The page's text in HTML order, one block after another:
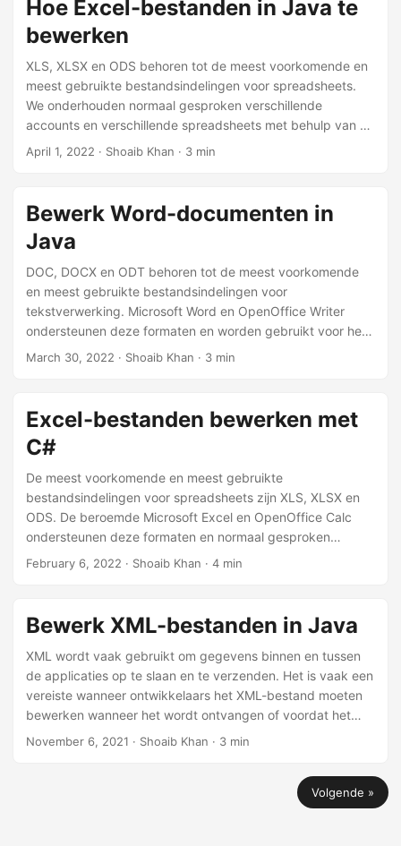
Hoe Excel-bestanden in Java te
bewerken
XLS, XLSX en ODS behoren tot de meest voorkomende en
meest gebruikte bestandsindelingen voor spreadsheets.
We onderhouden normaal gesproken verschillende
accounts en verschillende spreadsheets met behulp van de
beroemde Microsoft Excel en OpenOffice Calc die deze
programmatisch bewerken van Excel-bestanden binnen
onze applicaties. In dit artikel bespreken we hoe u Excel-
bestanden in Java kunt bewerken.
April 1, 2022 · Shoaib Khan · 3 min
Bewerk Word-documenten in
Java
DOC, DOCX en ODT behoren tot de meest voorkomende
en meest gebruikte bestandsindelingen voor
tekstverwerking. Microsoft Word en OpenOffice Writer
ondersteunen deze formaten en worden gebruikt voor het
opstellen van documenten. Daarom moeten we als
we hoe u Word-documenten kunt bewerken met behulp
van de Java API voor het bewerken van documenten.
March 30, 2022 · Shoaib Khan · 3 min
Excel-bestanden bewerken met
C#
De meest voorkomende en meest gebruikte
bestandsindelingen voor spreadsheets zijn XLS, XLSX en
ODS. De beroemde Microsoft Excel en OpenOffice Calc
ondersteunen deze formaten en normaal gesproken
gebruiken we deze formaten voor het bijhouden van
binnen onze applicaties programmatisch bewerken. In dit
artikel bespreken we hoe u Excel-bestanden in C# kunt
bewerken met behulp van de .NET API.
February 6, 2022 · Shoaib Khan · 4 min
Bewerk XML-bestanden in Java
XML wordt vaak gebruikt om gegevens binnen en tussen
de applicaties op te slaan en te verzenden. Het is vaak een
vereiste wanneer ontwikkelaars het XML-bestand moeten
bewerken wanneer het wordt ontvangen of voordat het
wordt verzonden. In dit artikel bespreken we hoe u de
November 6, 2021 · Shoaib Khan · 3 min
Volgende »